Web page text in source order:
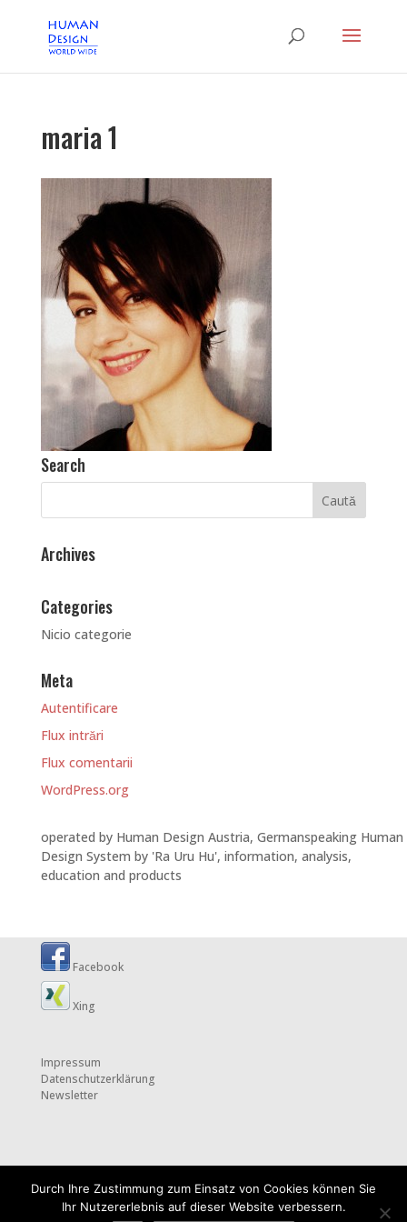
maria 1
Search
Archives
Categories
Nicio categorie
Meta
Autentificare
Flux intrări
Flux comentarii
WordPress.org
operated by Human Design Austria, Germanspeaking Human
Design System by 'Ra Uru Hu', information, analysis,
education and products
Facebook
Xing
Impressum
Datenschutzerklärung
Newsletter
Durch Ihre Zustimmung zum Einsatz von Cookies können Sie
Ihr Nutzererlebnis auf dieser Website verbessern.